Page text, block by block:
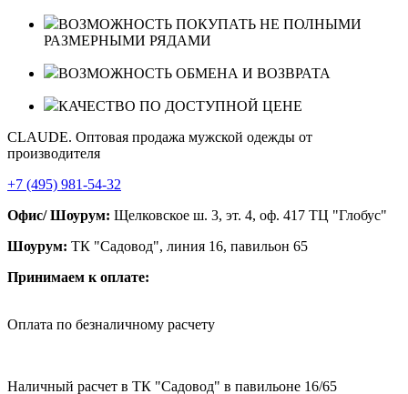
ВОЗМОЖНОСТЬ ПОКУПАТЬ НЕ ПОЛНЫМИ
РАЗМЕРНЫМИ РЯДАМИ
ВОЗМОЖНОСТЬ ОБМЕНА И ВОЗВРАТА
КАЧЕСТВО ПО ДОСТУПНОЙ ЦЕНЕ
CLAUDE. Оптовая продажа мужской одежды от
производителя
+7 (495) 981-54-32
Офис/ Шоурум: Щелковское ш. 3, эт. 4, оф. 417 ТЦ "Глобус"
Шоурум: ТК "Садовод", линия 16, павильон 65
Принимаем к оплате:
Оплата по безналичному расчету
Наличный расчет в ТК "Садовод" в павильоне 16/65